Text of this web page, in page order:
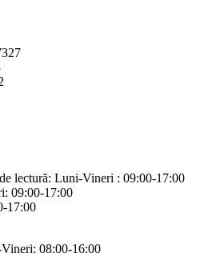
lectură: Luni-Vineri : 09:00-17:00
09:00-17:00
17:00
08:00-16:00